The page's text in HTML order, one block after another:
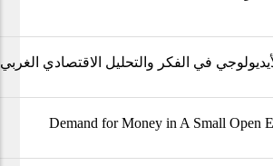
في الفكر والتحليل الاقتصادي
Demand for Money in A Small Open